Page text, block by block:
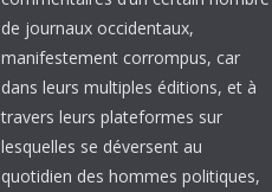
de journaux occidentaux,
manifestement corrompus, car
dans leurs multiples éditions, et à
travers leurs plateformes sur
lesquelles se déversent au
quotidien des hommes politiques,